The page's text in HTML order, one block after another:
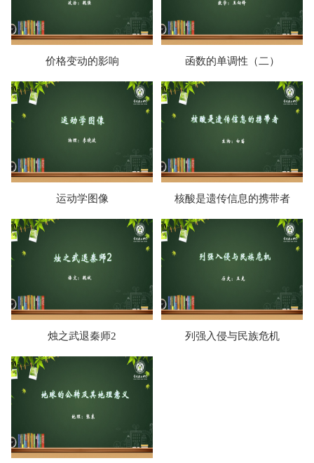
价格变动的影响 函数的单调性（二）
运动学图像 核酸是遗传信息的携带者
烛之武退秦师2 列强入侵与民族危机